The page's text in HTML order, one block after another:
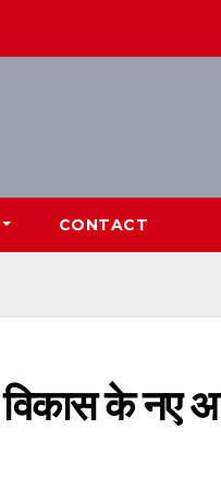
CONTACT
के नए